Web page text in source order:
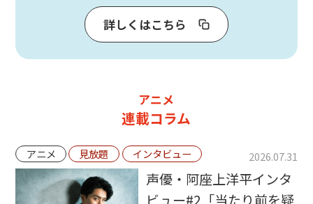
詳しくはこちら
アニメ
連載コラム
アニメ 見放題 インタビュー 2026.07.31
声優・阿座上洋平インタ
ビュー#2「当たり前を疑